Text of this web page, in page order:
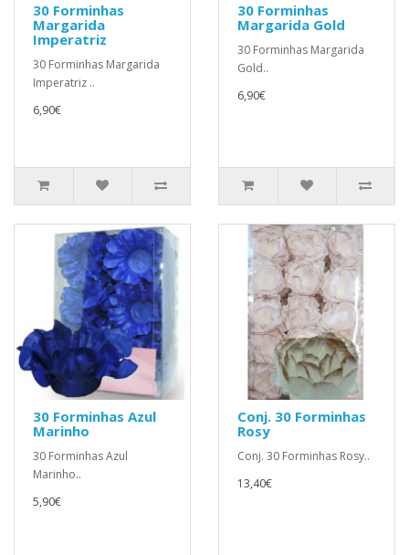
30 Forminhas
Margarida
Imperatriz
30 Forminhas Margarida
Imperatriz ..
6,90€
30 Forminhas
Margarida Gold
30 Forminhas Margarida
Gold..
6,90€
30 Forminhas Azul
Marinho
30 Forminhas Azul
Marinho..
5,90€
Conj. 30 Forminhas
Rosy
Conj. 30 Forminhas Rosy..
13,40€